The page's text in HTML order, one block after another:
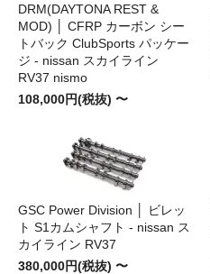
DRM(DAYTONA REST &
MOD) │ CFRP カーボン シー
トバック ClubSports パッケー
ジ - nissan スカイライン
RV37 nismo
108,000円(税抜) 〜
GSC Power Division │ ビレッ
ト S1カムシャフト - nissan ス
カイライン RV37
380,000円(税抜) 〜